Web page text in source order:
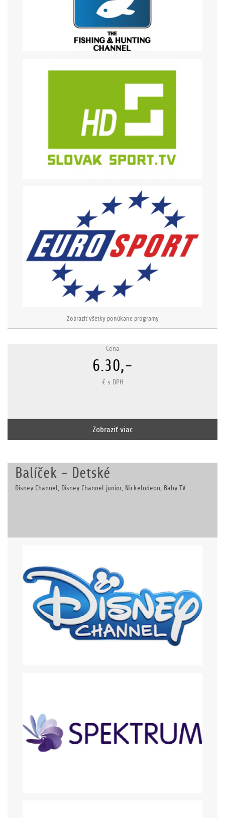
Zobraziť všetky ponúkane programy
Cena
6.30,-
€ s DPH
Zobraziť viac
Balíček - Detské
Disney Channel, Disney Channel junior, Nickelodeon, Baby TV